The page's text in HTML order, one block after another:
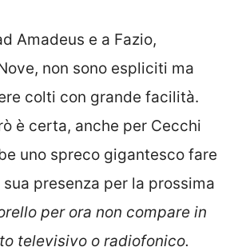
Amadeus e a Fazio,
non sono espliciti ma
colti con grande facilità.
è certa, anche per Cecchi
uno spreco gigantesco fare
presenza per la prossima
per ora non compare in
televisivo o radiofonico.